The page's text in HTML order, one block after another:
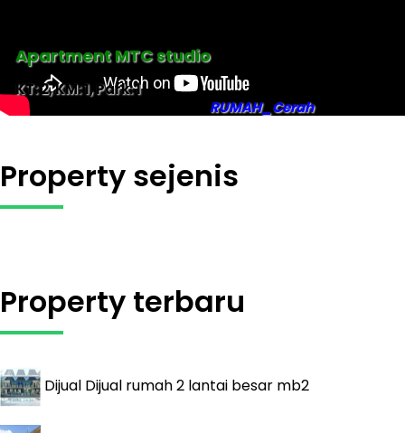
Apartment MTC studio
KT: 2, KM: 1, Park: 1
RUMAH_Cerah
Property sejenis
Property terbaru
Dijual Dijual rumah 2 lantai besar mb2